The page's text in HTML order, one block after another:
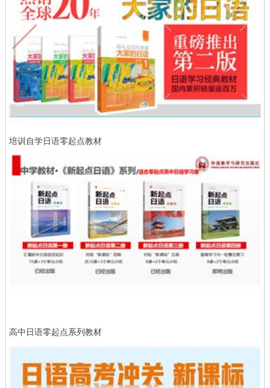
培训自学日语零起点教材
高中日语零起点系列教材